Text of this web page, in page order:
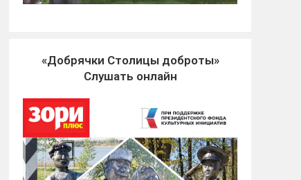
«Добрячки Столицы доброты»
Слушать онлайн